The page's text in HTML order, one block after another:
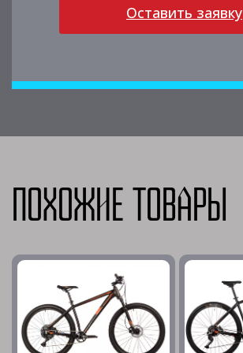
Оставить заявку
Похожие товары